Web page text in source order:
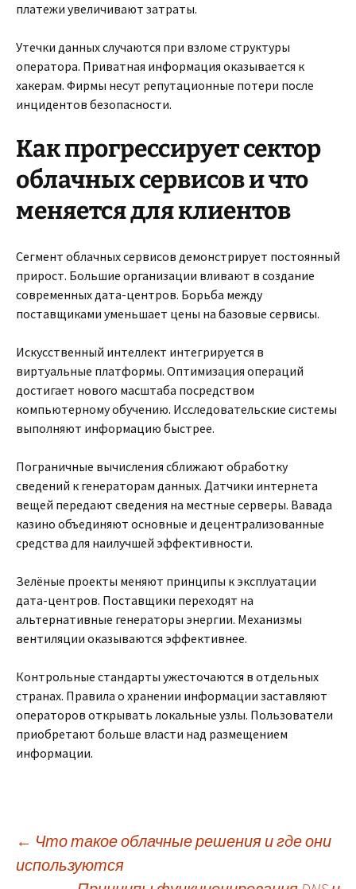
платежи увеличивают затраты.
Утечки данных случаются при взломе структуры
оператора. Приватная информация оказывается к
хакерам. Фирмы несут репутационные потери после
инцидентов безопасности.
Как прогрессирует сектор
облачных сервисов и что
меняется для клиентов
Сегмент облачных сервисов демонстрирует постоянный
прирост. Большие организации вливают в создание
современных дата-центров. Борьба между
поставщиками уменьшает цены на базовые сервисы.
Искусственный интеллект интегрируется в
виртуальные платформы. Оптимизация операций
достигает нового масштаба посредством
компьютерному обучению. Исследовательские системы
выполняют информацию быстрее.
Пограничные вычисления сближают обработку
сведений к генераторам данных. Датчики интернета
вещей передают сведения на местные серверы. Вавада
казино объединяют основные и децентрализованные
средства для наилучшей эффективности.
Зелёные проекты меняют принципы к эксплуатации
дата-центров. Поставщики переходят на
альтернативные генераторы энергии. Механизмы
вентиляции оказываются эффективнее.
Контрольные стандарты ужесточаются в отдельных
странах. Правила о хранении информации заставляют
операторов открывать локальные узлы. Пользователи
приобретают больше власти над размещением
информации.
Post
← Что такое облачные решения и где они
используются